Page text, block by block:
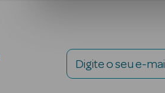
Digite o seu e-mail